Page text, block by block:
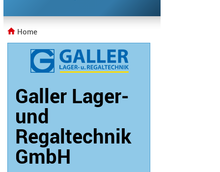
Home
Galler Lager-
und
Regaltechnik
GmbH